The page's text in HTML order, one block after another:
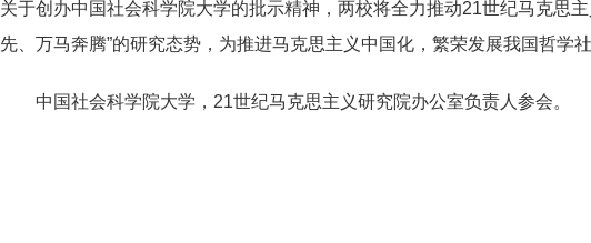
关于创办中国社会科学院大学的批示精神，两校将全力推动21世纪马克思
先、万马奔腾”的研究态势，为推进马克思主义中国化，繁荣发展我国哲学
中国社会科学院大学，21世纪马克思主义研究院办公室负责人参会。